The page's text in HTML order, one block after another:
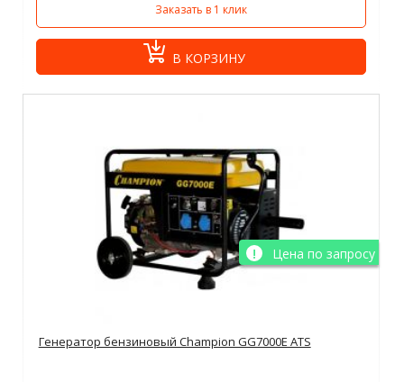
Заказать в 1 клик
В КОРЗИНУ
Цена по запросу
Генератор бензиновый Champion GG7000E ATS